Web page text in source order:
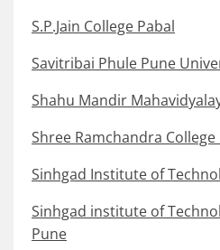
S.P.Jain College Pabal
Savitribai Phule Pune
Shahu Mandir
Shree Ramchandra
Sinhgad Institute of
Sinhgad institute of
Pune